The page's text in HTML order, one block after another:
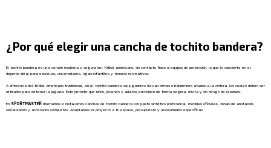
¿Por qué elegir una cancha de tochito bandera?
El tochito bandera es una versión moderna y segura del fútbol americano, sin contacto físico ni equipos de protección, lo que lo convierte en el
deporte ideal para escuelas, universidades, ligas infantiles y torneos recreativos.
A diferencia del fútbol americano tradicional, en el tochito bandera los jugadores llevan cintas o banderines atados a la cintura, los cuales deben ser
retirados para detener la jugada. Esto permite que niños, jóvenes y adultos participen de forma segura, mixta y sin riesgo de lesiones.
En SPORTMASTER diseñamos e instalamos canchas de tochito bandera con pasto sintético profesional, medidas oficiales, zonas de anotación,
señalización y accesorios completos. Adaptamos el proyecto a tu espacio, presupuesto y necesidades específicas.